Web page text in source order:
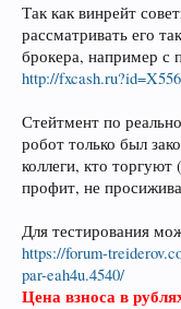
Так как винрейт
рассматривать его
брокера, например
http://
Стейтмент по
робот только был
коллеги, кто
профит, не
Для тестирования
https://forum-
par-eah4u.4540/
Цена взноса в